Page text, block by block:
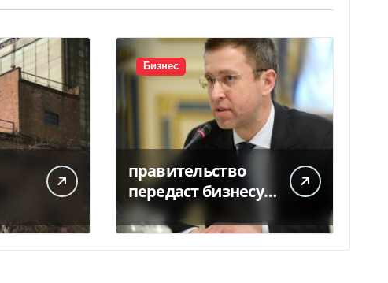
грн
Бизнес
правительство
передаст бизнесу
помещение под
склады